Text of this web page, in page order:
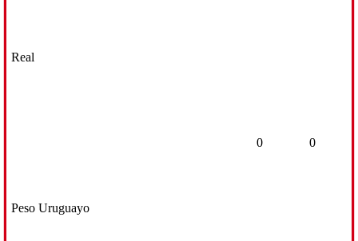
Real
Peso Uruguayo
0 0